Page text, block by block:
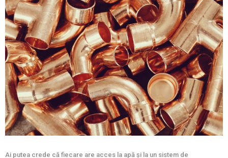
Ai putea crede că fiecare are acces la apă și la un sistem de